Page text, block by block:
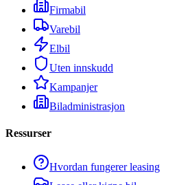
Firmabil
Varebil
Elbil
Uten innskudd
Kampanjer
Biladministrasjon
Ressurser
Hvordan fungerer leasing